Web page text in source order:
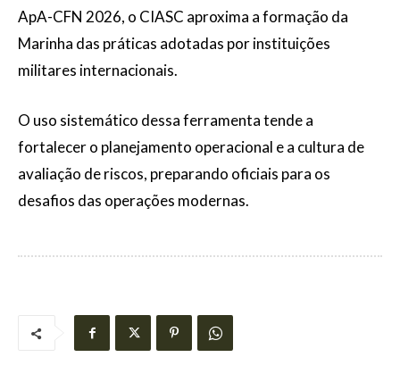
ApA-CFN 2026, o CIASC aproxima a formação da
Marinha das práticas adotadas por instituições
militares internacionais.
O uso sistemático dessa ferramenta tende a
fortalecer o planejamento operacional e a cultura de
avaliação de riscos, preparando oficiais para os
desafios das operações modernas.